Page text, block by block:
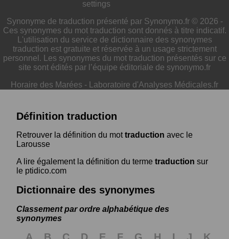
settings
Synonyme de traduction présenté par Synonymo.fr © 2026 -
Ces synonymes du mot traduction sont donnés à titre indicatif.
L'utilisation du service de dictionnaire des synonymes
traduction est gratuite et réservée à un usage strictement
personnel. Les synonymes du mot traduction présentés sur ce
site sont édités par l’équipe éditoriale de synonymo.fr
Horaire des Marées - Laboratoire d'Analyses Médicales.fr
Définition traduction
Retrouver la définition du mottraduction avec le
Larousse
A lire également la définition du terme traduction sur
le ptidico.com
Dictionnaire des synonymes
Classement par ordre alphabétique des
synonymes